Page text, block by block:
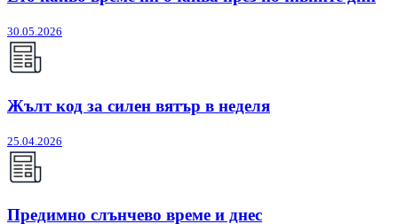
30.05.2026
Жълт код за силен вятър в неделя
25.04.2026
Предимно слънчево време и днес